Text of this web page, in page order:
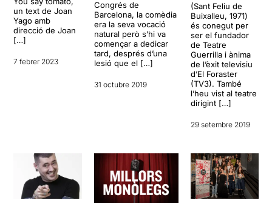
un text de Joan
Yago amb
direcció de Joan
[…]
7 febrer 2023
Congrés de
Barcelona, la comèdia
era la seva vocació
natural però s’hi va
començar a dedicar
tard, després d’una
lesió que el […]
31 octubre 2019
(Sant Feliu de
Buixalleu, 1971)
és conegut per
ser el fundador
de Teatre
Guerrilla i ànima
de l’èxit televisiu
d’El Foraster
(TV3). També
l’heu vist al teatre
dirigint […]
29 setembre 2019